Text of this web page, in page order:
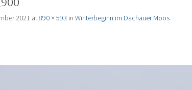
2021 at890 × 593 in Winterbeginn im Dachauer Moos